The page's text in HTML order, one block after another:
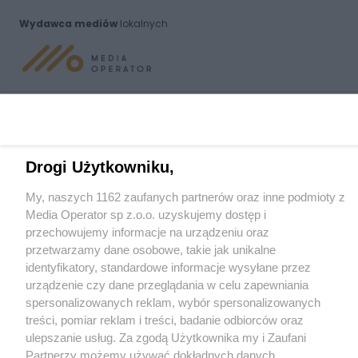
Wydawca mediówlokalnych
Twojemiasto
Chorzów
Tarnowskie Góry
Ruda Śląska
Świętochłowice
Tychy
Bytom
Katowice
Gliwice
Zabrze
Zagłębie
Wydawca
Redakcja
Newsletter
Reklama
Drogi Użytkowniku,
My, naszych 1162 zaufanych partnerów oraz inne podmioty z
Media Operator sp z.o.o. uzyskujemy dostęp i
przechowujemy informacje na urządzeniu oraz
przetwarzamy dane osobowe, takie jak unikalne
identyfikatory, standardowe informacje wysyłane przez
urządzenie czy dane przeglądania w celu zapewniania
spersonalizowanych reklam, wybór spersonalizowanych
treści, pomiar reklam i treści, badanie odbiorców oraz
ulepszanie usług. Za zgodą Użytkownika my i Zaufani
Partnerzy możemy używać dokładnych danych